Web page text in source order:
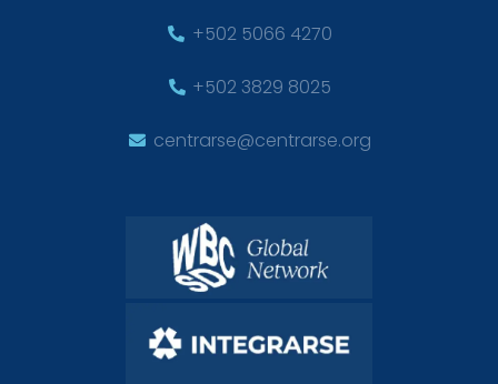
+502 5066 4270
+502 3829 8025
centrarse@centrarse.org